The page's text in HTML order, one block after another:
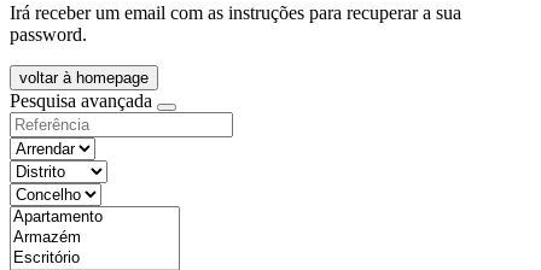
Irá receber um email com as instruções para recuperar a sua
password.
voltar à homepage
Pesquisa avançada
objective
districtId
countyId
types